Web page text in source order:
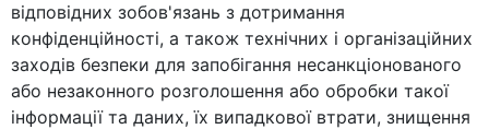
відповідних зобов'язань з дотримання
конфіденційності, а також технічних і організаційних
заходів безпеки для запобігання несанкціонованого
або незаконного розголошення або обробки такої
інформації та даних, їх випадкової втрати, знищення